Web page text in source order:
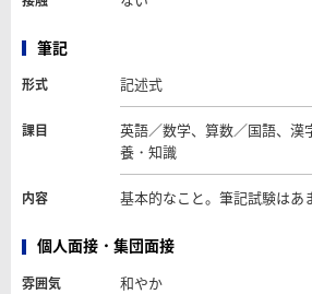
筆記
形式 記述式
課目
英語／数学、算数／国語、漢
養・知識
内容 基本的なこと。筆記試験はあ
個人面接・集団面接
雰囲気 和やか